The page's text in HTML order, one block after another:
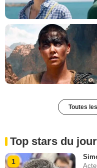
Toutes
Top stars du jour
1